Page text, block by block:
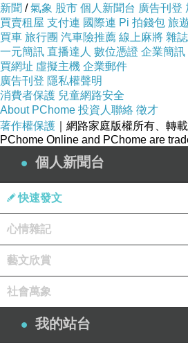
新聞 /氣象 股市 個人新聞台 廣告刊登
買賣租屋 支付連 國際連 Pi 拍錢包 旅
買車 旅行團 汽車險推薦 線上麻將 雜誌
一元簡訊 直播達人 數位憑證 企業簡訊
買網址 虛擬主機 企業郵件
廣告刊登 隱私權聲明
消費者保護 兒童網路安全
About PChome 投資人聯絡 徵才
著作權保護 ｜網路家庭版權所有、轉
PChome Online and PChome are
個人新聞台
快速發文
心情雜記
藝文欣賞
社會萬象
我的站台